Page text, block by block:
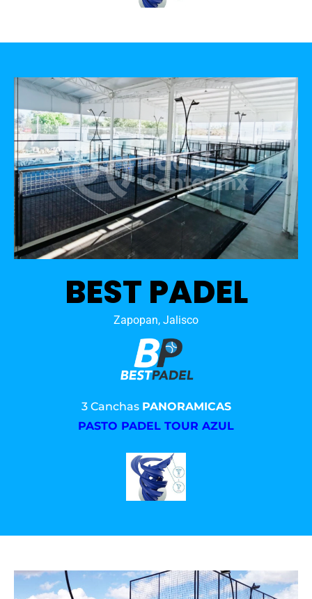
BEST PADEL
Zapopan, Jalisco
3 Canchas PANORAMICAS
PASTO PADEL TOUR AZUL